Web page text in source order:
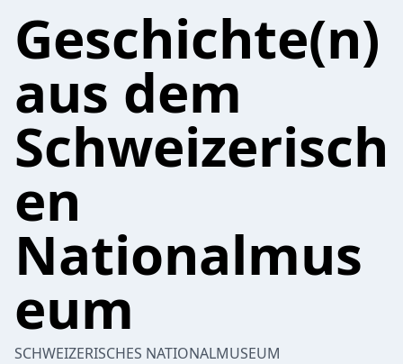
Geschichte(n)
aus dem
Schweizerisch
en
Nationalmus
eum
SCHWEIZERISCHES NATIONALMUSEUM